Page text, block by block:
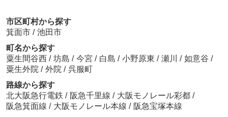
市区町村から探す
箕面市 / 池田市
町名から探す
粟生間谷西 / 坊島 / 今宮 / 白島 / 小野原東 / 瀬川 / 如意谷 /
粟生外院 / 外院 / 呉服町
路線から探す
北大阪急行電鉄 / 阪急千里線 / 大阪モノレール彩都 /
阪急箕面線 / 大阪モノレール本線 / 阪急宝塚本線